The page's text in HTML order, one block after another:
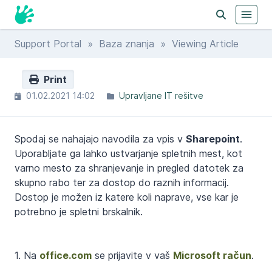
Support Portal » Baza znanja » Viewing Article
Print
01.02.2021 14:02 Upravljane IT rešitve
Spodaj se nahajajo navodila za vpis v Sharepoint.
Uporabljate ga lahko ustvarjanje spletnih mest, kot
varno mesto za shranjevanje in pregled datotek za
skupno rabo ter za dostop do raznih informacij.
Dostop je možen iz katere koli naprave, vse kar je
potrebno je spletni brskalnik.
1. Na office.com se prijavite v vaš Microsoft račun.